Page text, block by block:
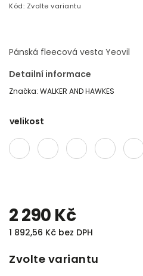
Kód: Zvolte variantu
Pánská fleecová vesta Yeovil
Detailní informace
Značka: WALKER AND HAWKES
velikost
2 290 Kč
1 892,56 Kč bez DPH
Zvolte variantu